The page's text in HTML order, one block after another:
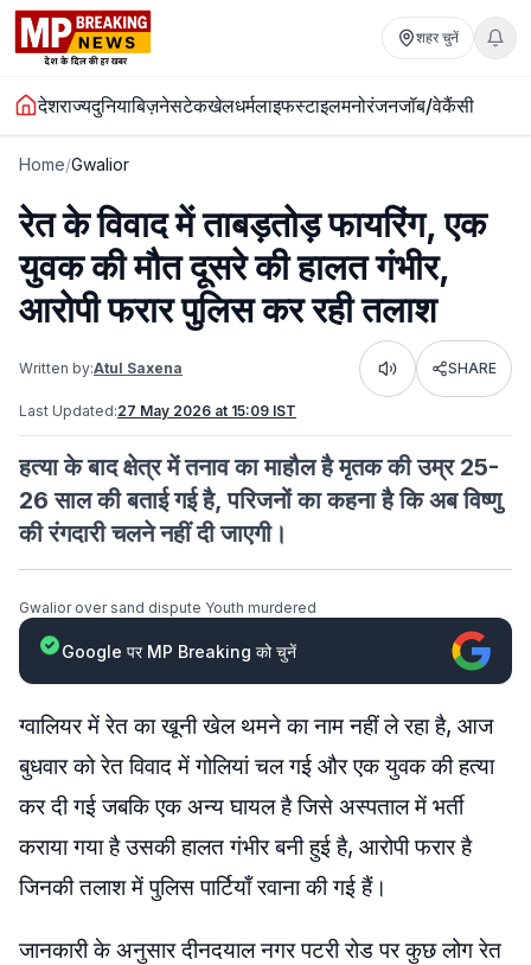
शहर चुनें
देशराज्यदुनियाबिज़नेसटेकखेलधर्मलाइफस्टाइलमनोरंजनजॉब/वेकैंसी
Home/Gwalior
रेत के विवाद में ताबड़तोड़ फायरिंग, एक
युवक की मौत दूसरे की हालत गंभीर,
आरोपी फरार पुलिस कर रही तलाश
Written by:Atul Saxena Listen SHARE
Last Updated:27 May 2026 at 15:09 IST
हत्या के बाद क्षेत्र में तनाव का माहौल है मृतक की उम्र 25-
26 साल की बताई गई है, परिजनों का कहना है कि अब विष्णु
की रंगदारी चलने नहीं दी जाएगी।
Gwalior over sand dispute Youth murdered
Google पर MP Breaking को चुनें
ग्वालियर में रेत का खूनी खेल थमने का नाम नहीं ले रहा है, आज
बुधवार को रेत विवाद में गोलियां चल गई और एक युवक की हत्या
कर दी गई जबकि एक अन्य घायल है जिसे अस्पताल में भर्ती
कराया गया है उसकी हालत गंभीर बनी हुई है, आरोपी फरार है
जिनकी तलाश में पुलिस पार्टियाँ रवाना की गई हैं।
जानकारी के अनुसार दीनदयाल नगर पटरी रोड पर कुछ लोग रेत